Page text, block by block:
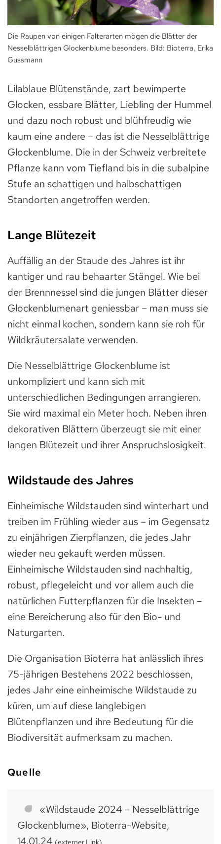
Die Raupen von einigen Falterarten mögen die Blätter der
Nesselblättrigen Glockenblume besonders. Bild: Bioterra, Erika
Gussmann
Lilablaue Blütenstände, zart bewimperte
Glocken, essbare Blätter, Liebling der Hummel
und dazu noch robust und blühfreudig wie
kaum eine andere – das ist die Nesselblättrige
Glockenblume. Die in der Schweiz verbreitete
Pflanze kann vom Tiefland bis in die subalpine
Stufe an schattigen und halbschattigen
Standorten angetroffen werden.
Lange Blütezeit
Auffällig an der Staude des Jahres ist ihr
kantiger und rau behaarter Stängel. Wie bei
der Brennnessel sind die jungen Blätter dieser
Glockenblumenart geniessbar – man muss sie
nicht einmal kochen, sondern kann sie roh für
Wildkräutersalate verwenden.
Die Nesselblättrige Glockenblume ist
unkompliziert und kann sich mit
unterschiedlichen Bedingungen arrangieren.
Sie wird maximal ein Meter hoch. Neben ihren
dekorativen Blättern überzeugt sie mit einer
langen Blütezeit und ihrer Anspruchslosigkeit.
Wildstaude des Jahres
Einheimische Wildstauden sind winterhart und
treiben im Frühling wieder aus – im Gegensatz
zu einjährigen Zierpflanzen, die jedes Jahr
wieder neu gekauft werden müssen.
Einheimische Wildstauden sind nachhaltig,
robust, pflegeleicht und vor allem auch die
natürlichen Futterpflanzen für die Insekten –
eine Bereicherung also für den Bio- und
Naturgarten.
Die Organisation Bioterra hat anlässlich ihres
75-jährigen Bestehens 2022 beschlossen,
jedes Jahr eine einheimische Wildstaude zu
küren, um auf diese langlebigen
Blütenpflanzen und ihre Bedeutung für die
Biodiversität aufmerksam zu machen.
Quelle
«Wildstaude 2024 – Nesselblättrige
Glockenblume», Bioterra-Website,
14.01.24 (externer Link)